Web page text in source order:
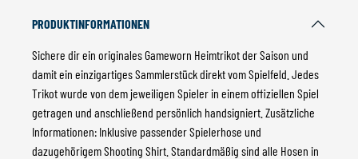
PRODUKTINFORMATIONEN
Sichere dir ein originales Gameworn Heimtrikot der Saison und
damit ein einzigartiges Sammlerstück direkt vom Spielfeld. Jedes
Trikot wurde von dem jeweiligen Spieler in einem offiziellen Spiel
getragen und anschließend persönlich handsigniert. Zusätzliche
Informationen: Inklusive passender Spielerhose und
dazugehörigem Shooting Shirt. Standardmäßig sind alle Hosen in